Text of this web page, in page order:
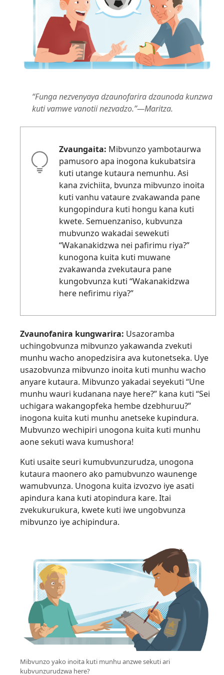
“Funga nezvenyaya dzaunofarira dzaunoda kunzwa
kuti vamwe vanotii nezvadzo.”—Maritza.
Zvaungaita: Mibvunzo yambotaurwa
pamusoro apa inogona kukubatsira
kuti utange kutaura nemunhu. Asi
kana zvichiita, bvunza mibvunzo inoita
kuti vanhu vataure zvakawanda pane
kungopindura kuti hongu kana kuti
kwete. Semuenzaniso, kubvunza
mubvunzo wakadai sewekuti
“Wakanakidzwa nei pafirimu riya?”
kunogona kuita kuti muwane
zvakawanda zvekutaura pane
kungobvunza kuti “Wakanakidzwa
here nefirimu riya?”
Zvaunofanira kungwarira: Usazoramba
uchingobvunza mibvunzo yakawanda zvekuti
munhu wacho anopedzisira ava kutonetseka. Uye
usazobvunza mibvunzo inoita kuti munhu wacho
anyare kutaura. Mibvunzo yakadai seyekuti “Une
munhu wauri kudanana naye here?” kana kuti “Sei
uchigara wakangopfeka hembe dzebhuruu?”
inogona kuita kuti munhu anetseke kupindura.
Mubvunzo wechipiri unogona kuita kuti munhu
aone sekuti wava kumushora!
Kuti usaite seuri kumubvunzurudza, unogona
kutaura maonero ako pamubvunzo waunenge
wamubvunza. Unogona kuita izvozvo iye asati
apindura kana kuti atopindura kare. Itai
zvekukurukura, kwete kuti iwe ungobvunza
mibvunzo iye achipindura.
Mibvunzo yako inoita kuti munhu anzwe sekuti ari
kubvunzurudzwa here?